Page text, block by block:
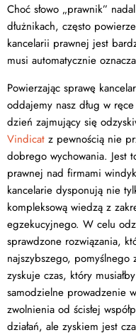
Choć słowo „prawnik”
dłużnikach, często
kancelarii prawnej jest
musi automatycznie
Powierzając sprawę
oddajemy nasz dług w
dzień zajmujący się
Vindicat z pewnością nie
dobrego wychowania. Jest
prawnej nad firmami
kancelarie dysponują nie
kompleksową wiedzą z
egzekucyjnego. W celu
sprawdzone rozwiązania,
najszybszego, pomyślnego
zyskuje czas, który
samodzielne prowadzenie
zwolnienia od ścisłej
działań, ale zyskiem jest